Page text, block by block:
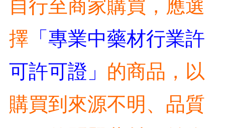
自行至商家購買，應選
擇 「 專業中藥材行業許
可許可證 」 的商品，以
購買到來源不明、品質